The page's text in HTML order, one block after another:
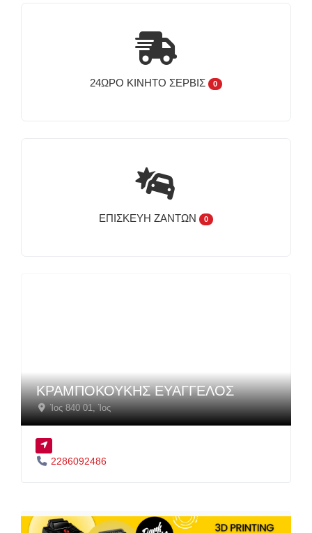
24ΩΡΟ ΚΙΝΗΤΌ ΣΈΡΒΙΣ 0
ΕΠΙΣΚΕΥΉ ΖΑΝΤΏΝ 0
ΚΡΑΜΠΟΚΟΥΚΗΣ ΕΥΑΓΓΕΛΟΣ
Ίος 840 01,Ίος
2286092486